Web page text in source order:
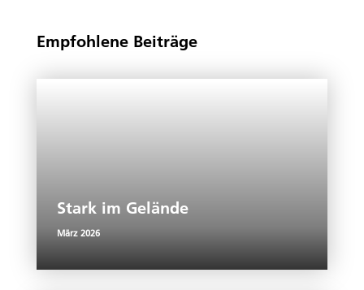
Empfohlene Beiträge
Stark im Gelände
März 2026